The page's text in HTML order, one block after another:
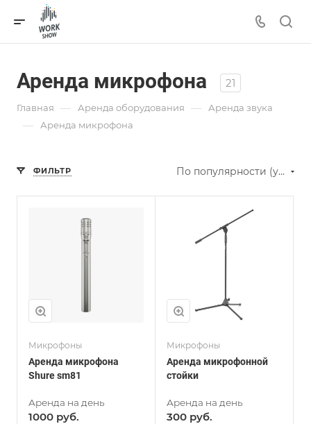
Аренда микрофона 21
Главная — Аренда оборудования — Аренда звука
— Аренда микрофона
ФИЛЬТР По популярности (убывание)
Микрофоны
Аренда микрофона
Shure sm81
1000
Микрофоны
Аренда микрофонной
стойки
300